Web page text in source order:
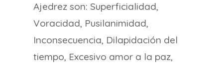
Ajedrez son: Superficialidad,
Voracidad, Pusilanimidad,
Inconsecuencia, Dilapidación del
tiempo, Excesivo amor a la paz,